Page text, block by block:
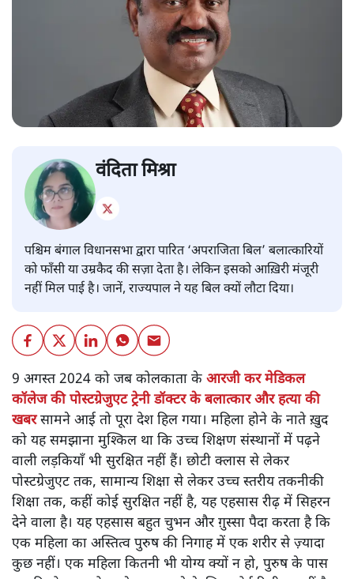
वंदिता मिश्रा
पश्चिम बंगाल विधानसभा द्वारा पारित ‘अपराजिता बिल’ बलात्कारियों
को फाँसी या उम्रकैद की सज़ा देता है। लेकिन इसको आख़िरी मंजूरी
नहीं मिल पाई है। जानें, राज्यपाल ने यह बिल क्यों लौटा दिया।
9 अगस्त 2024 को जब कोलकाता के आरजी कर मेडिकल
कॉलेज की पोस्टग्रेजुएट ट्रेनी डॉक्टर के बलात्कार और हत्या की
खबरसामने आई तो पूरा देश हिल गया। महिला होने के नाते ख़ुद
को यह समझाना मुश्किल था कि उच्च शिक्षण संस्थानों में पढ़ने
वाली लड़कियाँ भी सुरक्षित नहीं हैं। छोटी क्लास से लेकर
पोस्टग्रेजुएट तक, सामान्य शिक्षा से लेकर उच्च स्तरीय तकनीकी
शिक्षा तक, कहीं कोई सुरक्षित नहीं है, यह एहसास रीढ़ में सिहरन
देने वाला है। यह एहसास बहुत चुभन और ग़ुस्सा पैदा करता है कि
एक महिला का अस्तित्व पुरुष की निगाह में एक शरीर से ज़्यादा
कुछ नहीं। एक महिला कितनी भी योग्य क्यों न हो, पुरुष के पास